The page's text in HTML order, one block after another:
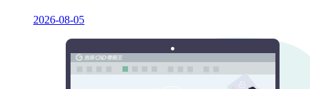
2026-08-05